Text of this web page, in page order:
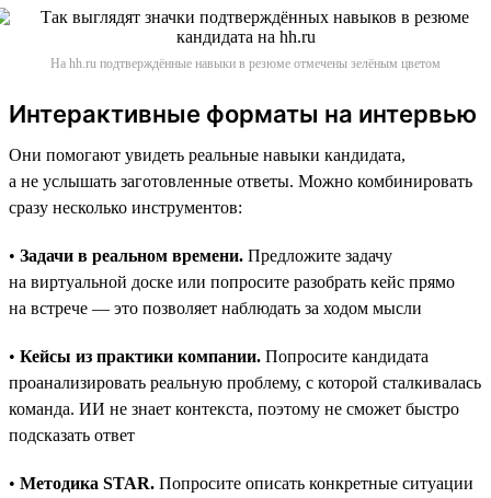
На hh.ru подтверждённые навыки в резюме отмечены зелёным цветом
Интерактивные форматы на интервью
Они помогают увидеть реальные навыки кандидата,
а не услышать заготовленные ответы. Можно комбинировать
сразу несколько инструментов:
• Задачи в реальном времени. Предложите задачу
на виртуальной доске или попросите разобрать кейс прямо
на встрече — это позволяет наблюдать за ходом мысли
• Кейсы из практики компании. Попросите кандидата
проанализировать реальную проблему, с которой сталкивалась
команда. ИИ не знает контекста, поэтому не сможет быстро
подсказать ответ
• Методика STAR. Попросите описать конкретные ситуации